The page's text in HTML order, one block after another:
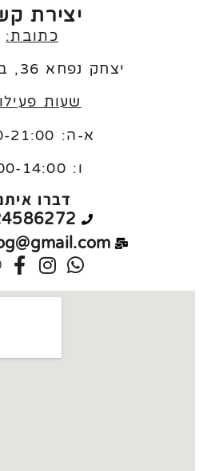
יצירת
כתובת:
יצחק נפחא 36, באר שבע
שעות
א-ה: 9:00-21:00
ו: 14:00
דברו